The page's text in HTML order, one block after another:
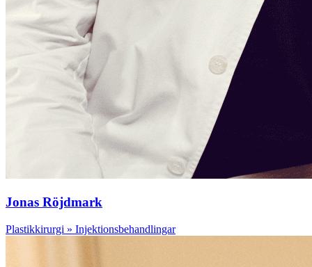
Jonas Röjdmark
Plastikkirurgi » Injektionsbehandlingar